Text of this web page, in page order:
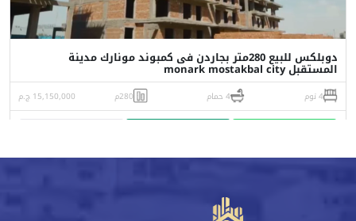
دوبلكس للبيع 280متر بجاردن فى كمبوند مونارك مدينة
المستقبل monark mostakbal city
4 نوم 4 حمام 280م 15,150,000 ج.م